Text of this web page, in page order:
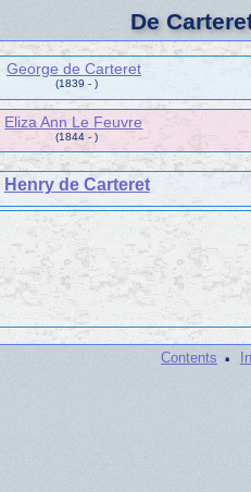
De
George de Carteret
(1839 - )
Eliza Ann Le Feuvre
(1844 - )
Henry de Carteret
Contents ·